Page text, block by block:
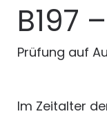
B197
Prüfung auf
Im Zeitalter